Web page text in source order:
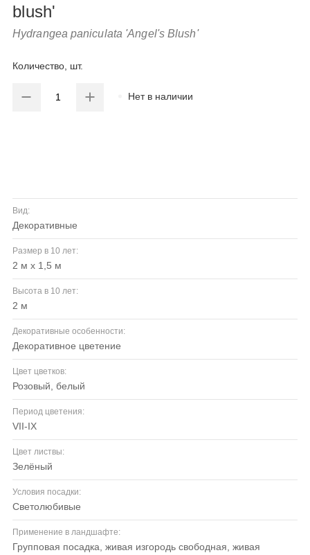
blush'
Hydrangea paniculata 'Angel's Blush'
Количество, шт.
Нет в наличии
Вид:
декоративные
Размер в 10 лет:
2 м x 1,5 м
Высота в 10 лет:
2 м
Декоративные особенности:
декоративное цветение
Цвет цветков:
розовый, белый
Период цветения:
VII-IX
Цвет листвы:
зелёный
Условия посадки:
светолюбивые
Применение в ландшафте:
групповая посадка, живая изгородь свободная, живая